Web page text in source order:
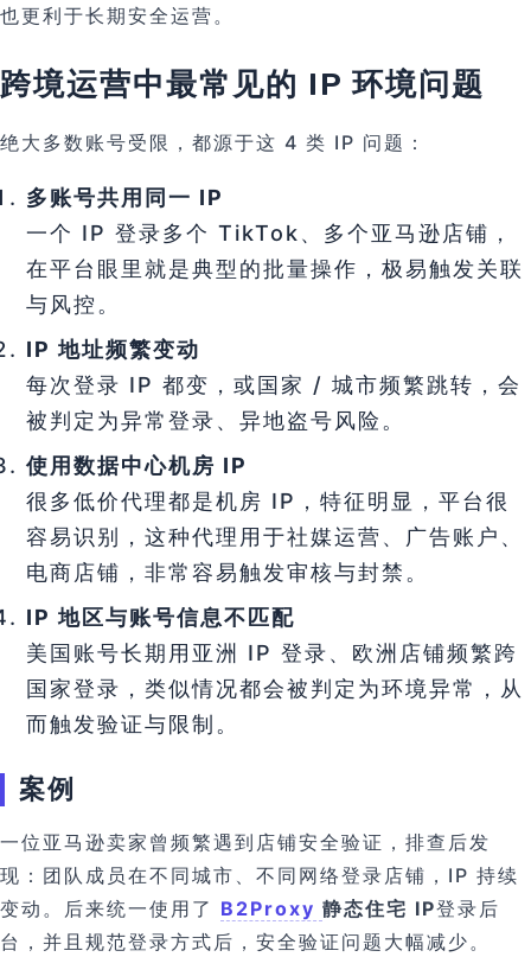
也更利于长期安全运营。
跨境运营中最常见的 IP 环境问题
绝大多数账号受限，都源于这 4 类 IP 问题：
多账号共用同一 IP
一个 IP 登录多个 TikTok、多个亚马逊店铺，
在平台眼里就是典型的批量操作，极易触发关联
与风控。
IP 地址频繁变动
每次登录 IP 都变，或国家 / 城市频繁跳转，会
被判定为异常登录、异地盗号风险。
使用数据中心机房 IP
很多低价代理都是机房 IP，特征明显，平台很
容易识别，这种代理用于社媒运营、广告账户、
电商店铺，非常容易触发审核与封禁。
IP 地区与账号信息不匹配
美国账号长期用亚洲 IP 登录、欧洲店铺频繁跨
国家登录，类似情况都会被判定为环境异常，从
而触发验证与限制。
案例
一位亚马逊卖家曾频繁遇到店铺安全验证，排查后发
现：团队成员在不同城市、不同网络登录店铺，IP 持续
变动。后来统一使用了 B2Proxy 静态住宅 IP登录后
台，并且规范登录方式后，安全验证问题大幅减少。